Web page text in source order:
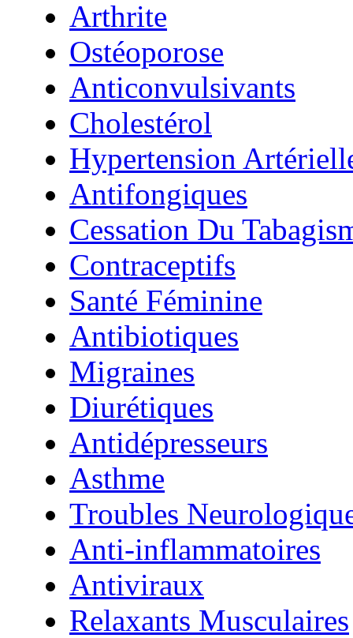
Arthrite
Ostéoporose
Anticonvulsivants
Cholestérol
Hypertension
Antifongiques
Cessation Du
Contraceptifs
Santé Féminine
Antibiotiques
Migraines
Diurétiques
Antidépresseurs
Asthme
Troubles
Anti-inflammatoires
Antiviraux
Relaxants Musculaires